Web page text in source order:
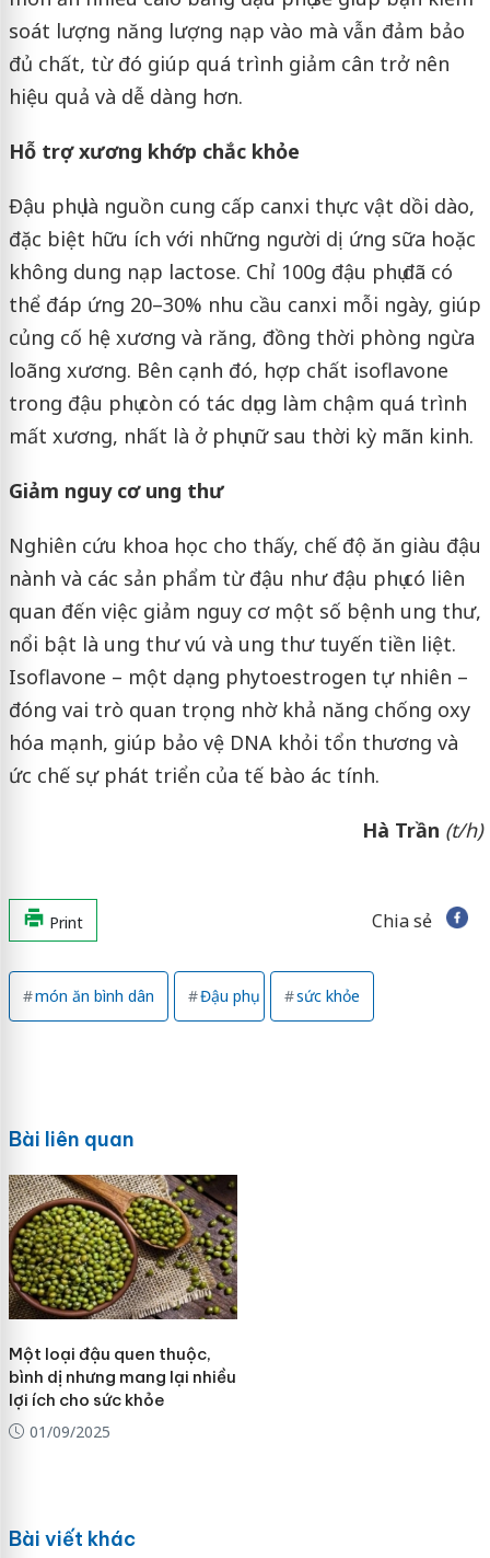
soát lượng năng lượng nạp vào mà vẫn đảm bảo
đủ chất, từ đó giúp quá trình giảm cân trở nên
hiệu quả và dễ dàng hơn.
Hỗ trợ xương khớp chắc khỏe
Đậu phụ là nguồn cung cấp canxi thực vật dồi dào,
đặc biệt hữu ích với những người dị ứng sữa hoặc
không dung nạp lactose. Chỉ 100g đậu phụ đã có
thể đáp ứng 20–30% nhu cầu canxi mỗi ngày, giúp
củng cố hệ xương và răng, đồng thời phòng ngừa
loãng xương. Bên cạnh đó, hợp chất isoflavone
trong đậu phụ còn có tác dụng làm chậm quá trình
mất xương, nhất là ở phụ nữ sau thời kỳ mãn kinh.
Giảm nguy cơ ung thư
Nghiên cứu khoa học cho thấy, chế độ ăn giàu đậu
nành và các sản phẩm từ đậu như đậu phụ có liên
quan đến việc giảm nguy cơ một số bệnh ung thư,
nổi bật là ung thư vú và ung thư tuyến tiền liệt.
Isoflavone – một dạng phytoestrogen tự nhiên –
đóng vai trò quan trọng nhờ khả năng chống oxy
hóa mạnh, giúp bảo vệ DNA khỏi tổn thương và
ức chế sự phát triển của tế bào ác tính.
Hà Trần (t/h)
Print Chia sẻ
món ăn bình dân Đậu phụ sức khỏe
Bài liên quan
Một loại đậu quen thuộc,
bình dị nhưng mang lại nhiều
lợi ích cho sức khỏe
01/09/2025
Bài viết khác